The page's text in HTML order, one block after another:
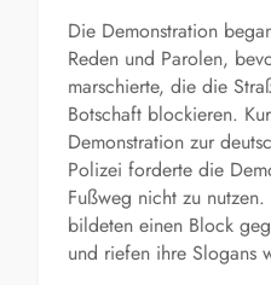
Die Demonstration
Reden und Parolen,
marschierte, die die
Botschaft blockieren.
Demonstration zur
Polizei forderte die
Fußweg nicht zu
bildeten einen Block
und riefen ihre Slogans